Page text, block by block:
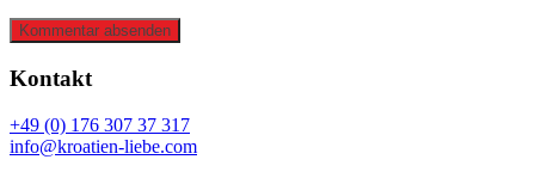
Kommentar absenden
Kontakt
+49 (0) 176 307 37 317
info@kroatien-liebe.com